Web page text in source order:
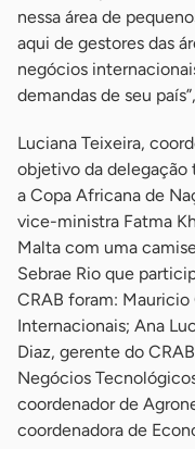
nessa área de
aqui de gestores das
negócios
demandas de seu
Luciana Teixeira,
objetivo da delegação
a Copa Africana de
vice-ministra Fatma
Malta com uma
Sebrae Rio que
CRAB foram:
Internacionais; Ana
Diaz, gerente do
Negócios
coordenador de
coordenadora de